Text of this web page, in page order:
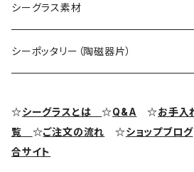
シーグラス オブジェ・置物
シーグラス ネックレス
シーグラス ペンダントヘッド（トップ）
シーグラス リング・指輪
シーグラス素材
アクセサリー用シーグラス
シーポッタリー（陶磁器片）
☆シーグラスとは☆Q&A ☆お手入
覧 ☆ご注文の流れ ☆ショップブログ
合サイト